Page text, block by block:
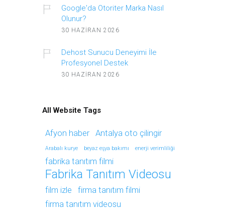
Google'da Otoriter Marka Nasıl
Olunur?
30 HAZIRAN 2026
Dehost Sunucu Deneyimi İle
Profesyonel Destek
30 HAZIRAN 2026
All Website Tags
Afyon haber Antalya oto çilingir
Arabalı kurye beyaz eşya bakımı enerji verimliliği
fabrika tanıtım filmi
Fabrika Tanıtım Videosu
film izle
firma tanıtım filmi
firma tanıtım videosu